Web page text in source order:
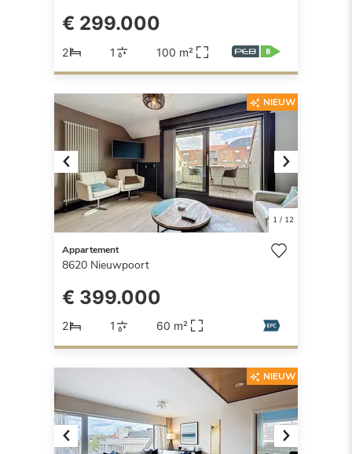
€ 299.000
2 1 100 m²
Previous Next
1/ 12
NIEUW
Appartement
8620 Nieuwpoort
€ 399.000
2 1 60 m²
Previous Next
NIEUW